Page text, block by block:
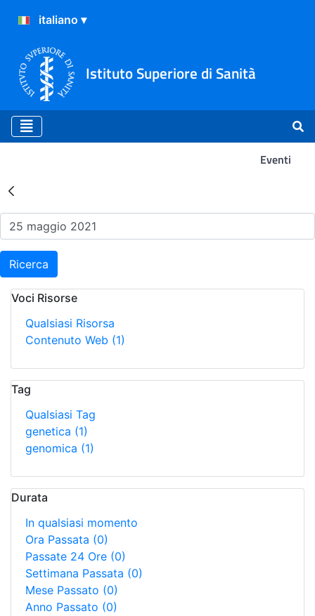
Istituto Superiore di Sanità
Eventi
Risultati della Ricerca -
Ricerca
Voci Risorse
Qualsiasi Risorsa
Contenuto Web (1)
Tag
Qualsiasi Tag
genetica (1)
genomica (1)
Durata
In qualsiasi momento
Ora Passata (0)
Passate 24 Ore (0)
Settimana Passata (0)
Mese Passato (0)
Anno Passato (0)